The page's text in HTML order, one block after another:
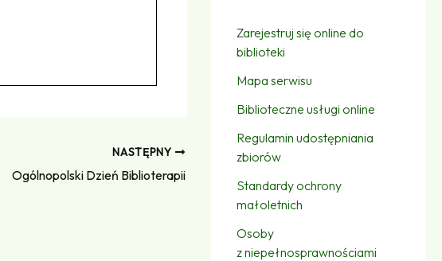
NASTĘPNY
Ogólnopolski Dzień Biblioterapii
Zarejestruj się online do
biblioteki
Mapa serwisu
Biblioteczne usługi online
Regulamin udostępniania
zbiorów
Standardy ochrony
małoletnich
Osoby
z niepełnosprawnościami